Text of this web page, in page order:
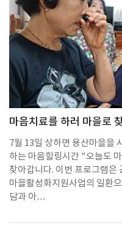
마음치료를 하러 마을로
7월 13일 상하면 용산마을을
하는 마음힐링시간 "오늘도
찾아갑니다. 이번 프로그램은
마을활성화지원사업의 일환
담과 아…